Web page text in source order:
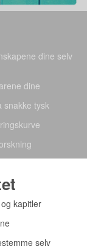
dine selv
dine
snakke tysk
kapitler
selv